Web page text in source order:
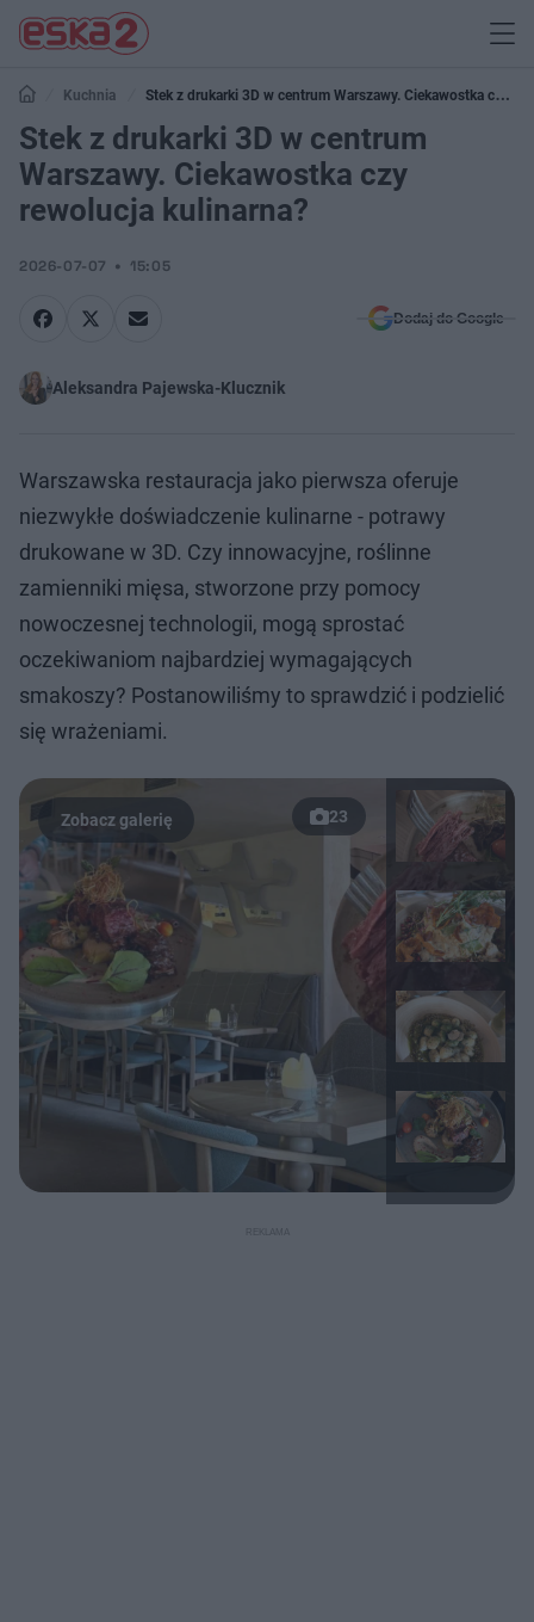
Kuchnia
Stek z drukarki 3D w centrum Warszawy. Ciekawostka czy
rewolucja kulinarna?
Stek z drukarki 3D w centrum
Warszawy. Ciekawostka czy
rewolucja kulinarna?
2026-07-07 15:05
Dodaj do Google
Aleksandra Pajewska-Klucznik
Warszawska restauracja jako pierwsza oferuje
niezwykłe doświadczenie kulinarne - potrawy
drukowane w 3D. Czy innowacyjne, roślinne
zamienniki mięsa, stworzone przy pomocy
nowoczesnej technologii, mogą sprostać
oczekiwaniom najbardziej wymagających
smakoszy? Postanowiliśmy to sprawdzić i podzielić
się wrażeniami.
23